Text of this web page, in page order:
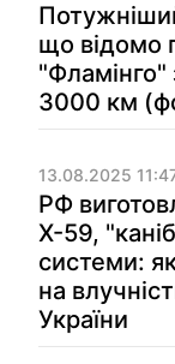
що відомо
"Фламінго"
3000 км
13.08.2025
РФ
Х-59,
системи:
на
України